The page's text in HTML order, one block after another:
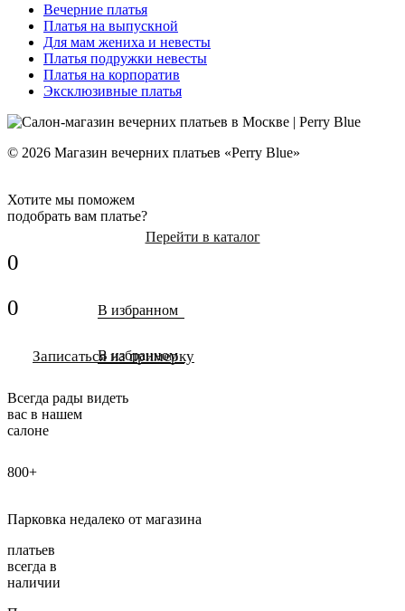
Вечерние платья
Платья на выпускной
Для мам жениха и невесты
Платья подружки невесты
Платья на корпоратив
Эксклюзивные платья
© 2026 Магазин вечерних платьев «Perry Blue»
Хотите мы поможем
подобрать вам платье?
Перейти в каталог
0
В избранном
0
В избранном
Записаться на примерку
Всегда рады видеть
вас в нашем
салоне
800+
Парковка недалеко от магазина
платьев
всегда в
наличии